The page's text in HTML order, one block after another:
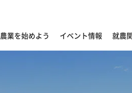
農業を始めよう イベント情報 就農